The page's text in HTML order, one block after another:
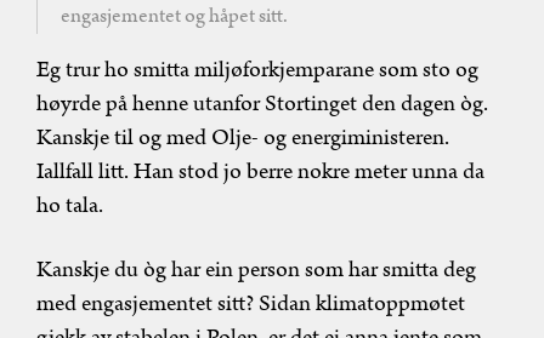
engasjementet og håpet sitt.
Eg trur ho smitta miljøforkjemparane som sto og
høyrde på henne utanfor Stortinget den dagen òg.
Kanskje til og med Olje- og energiministeren.
Iallfall litt. Han stod jo berre nokre meter unna da
ho tala.
Kanskje du òg har ein person som har smitta deg
med engasjementet sitt? Sidan klimatoppmøtet